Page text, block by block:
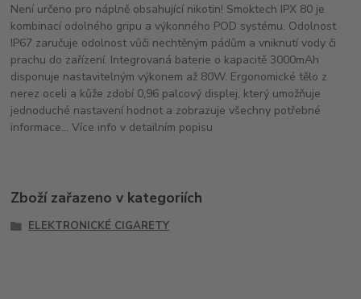
Není určeno pro náplně obsahující nikotin! Smoktech IPX 80 je
kombinací odolného gripu a výkonného POD systému. Odolnost
IP67 zaručuje odolnost vůči nechtěným pádům a vniknutí vody či
prachu do zařízení. Integrovaná baterie o kapacitě 3000mAh
disponuje nastavitelným výkonem až 80W. Ergonomické tělo z
nerez oceli a kůže zdobí 0,96 palcový displej, který umožňuje
jednoduché nastavení hodnot a zobrazuje všechny potřebné
informace... Více info v detailním popisu
Zboží zařazeno v kategoriích
ELEKTRONICKÉ CIGARETY